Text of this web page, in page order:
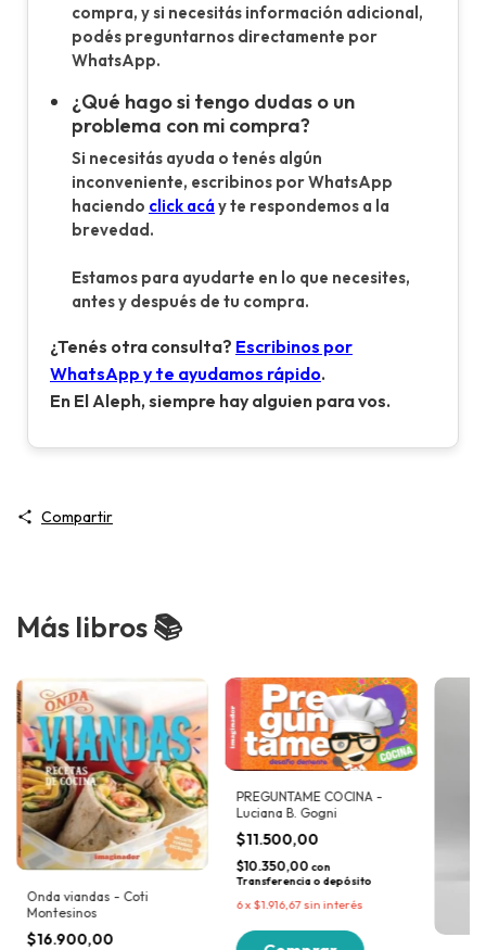
compra, y si necesitás información adicional,
podés preguntarnos directamente por
WhatsApp.
¿Qué hago si tengo dudas o un
problema con mi compra?
Si necesitás ayuda o tenés algún
inconveniente, escribinos por WhatsApp
haciendo click acá y te respondemos a la
brevedad.
Estamos para ayudarte en lo que necesites,
antes y después de tu compra.
¿Tenés otra consulta? Escribinos por
WhatsApp y te ayudamos rápido.
En El Aleph, siempre hay alguien para vos.
Compartir
Más libros 📚
Onda viandas - Coti
Montesinos
$16.900,00
PREGUNTAME COCINA -
Luciana B. Gogni
$11.500,00
$10.350,00 con
Transferencia o depósito
6x $1.916,67sin interés